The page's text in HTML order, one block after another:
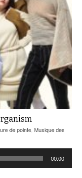
de pointe Musique des
00:00